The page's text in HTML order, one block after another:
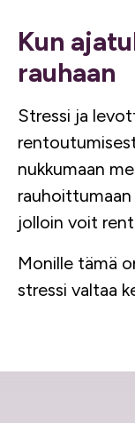
Kun
rauhaan
Stressi ja
nukkumaan
jolloin voit
Monille tämä
stressi valtaa